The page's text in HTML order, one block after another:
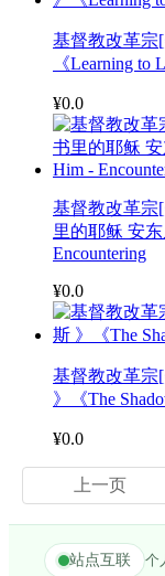
基督教改革宗[
《Learning to
¥0.0
基督教改革
里的耶稣 安东
Encountering
¥0.0
基督教改革宗
》《The
¥0.0
上一页
站点互联 个